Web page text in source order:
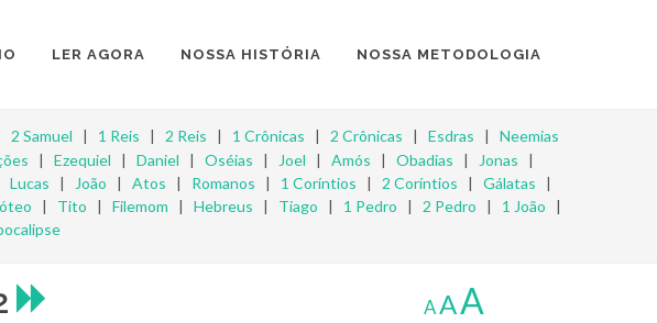
LER AGORA NOSSA HISTÓRIA NOSSA METODOLOGIA
2 Samuel | 1 Reis | 2 Reis | 1 Crônicas | 2 Crônicas | Esdras | Neemias
| Ezequiel | Daniel | Oséias | Joel | Amós | Obadias | Jonas |
Lucas | João | Atos | Romanos | 1 Coríntios | 2 Coríntios | Gálatas |
| Tito | Filemom | Hebreus | Tiago | 1 Pedro | 2 Pedro | 1 João |
AAA